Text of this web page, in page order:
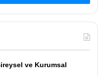
ve Kurumsal